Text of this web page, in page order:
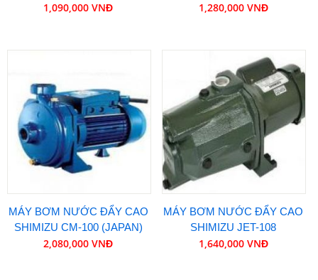
1,090,000 VNĐ 1,280,000 VNĐ
MÁY BƠM NƯỚC ĐẨY CAO
SHIMIZU CM-100 (JAPAN)
2,080,000 VNĐ
MÁY BƠM NƯỚC ĐẨY CAO
SHIMIZU JET-108
1,640,000 VNĐ